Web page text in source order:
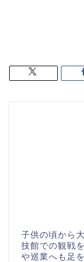
子供の頃から
技館での観戦
や巡業へも足